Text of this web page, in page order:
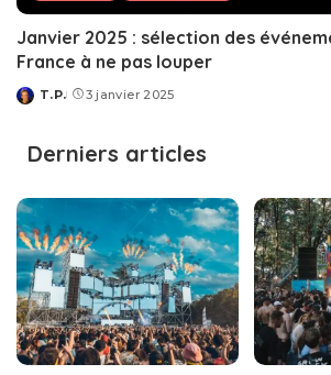
Janvier 2025 : sélection des
France à ne pas louper
Posted
T.P. 3 janvier 2025
Derniers articles